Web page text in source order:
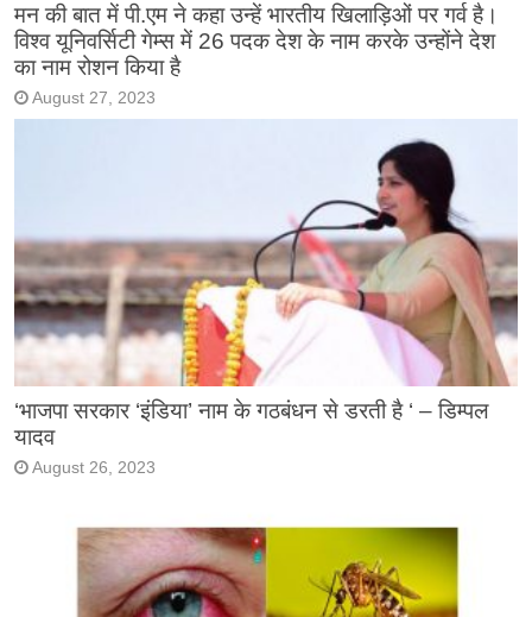
मन की बात में पी.एम ने कहा उन्हें भारतीय खिलाड़िओं पर गर्व है।
विश्व यूनिवर्सिटी गेम्स में 26 पदक देश के नाम करके उन्होंने देश
का नाम रोशन किया है
August 27, 2023
‘भाजपा सरकार ‘इंडिया’ नाम के गठबंधन से डरती है ‘ – डिम्पल
यादव
August 26, 2023